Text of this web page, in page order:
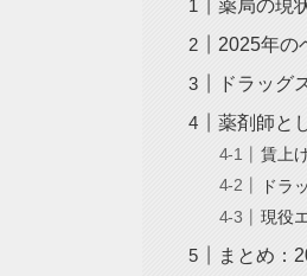
薬局の現
2025年の
ドラッグ
薬剤師と
賃上
ドラ
現役
まとめ：